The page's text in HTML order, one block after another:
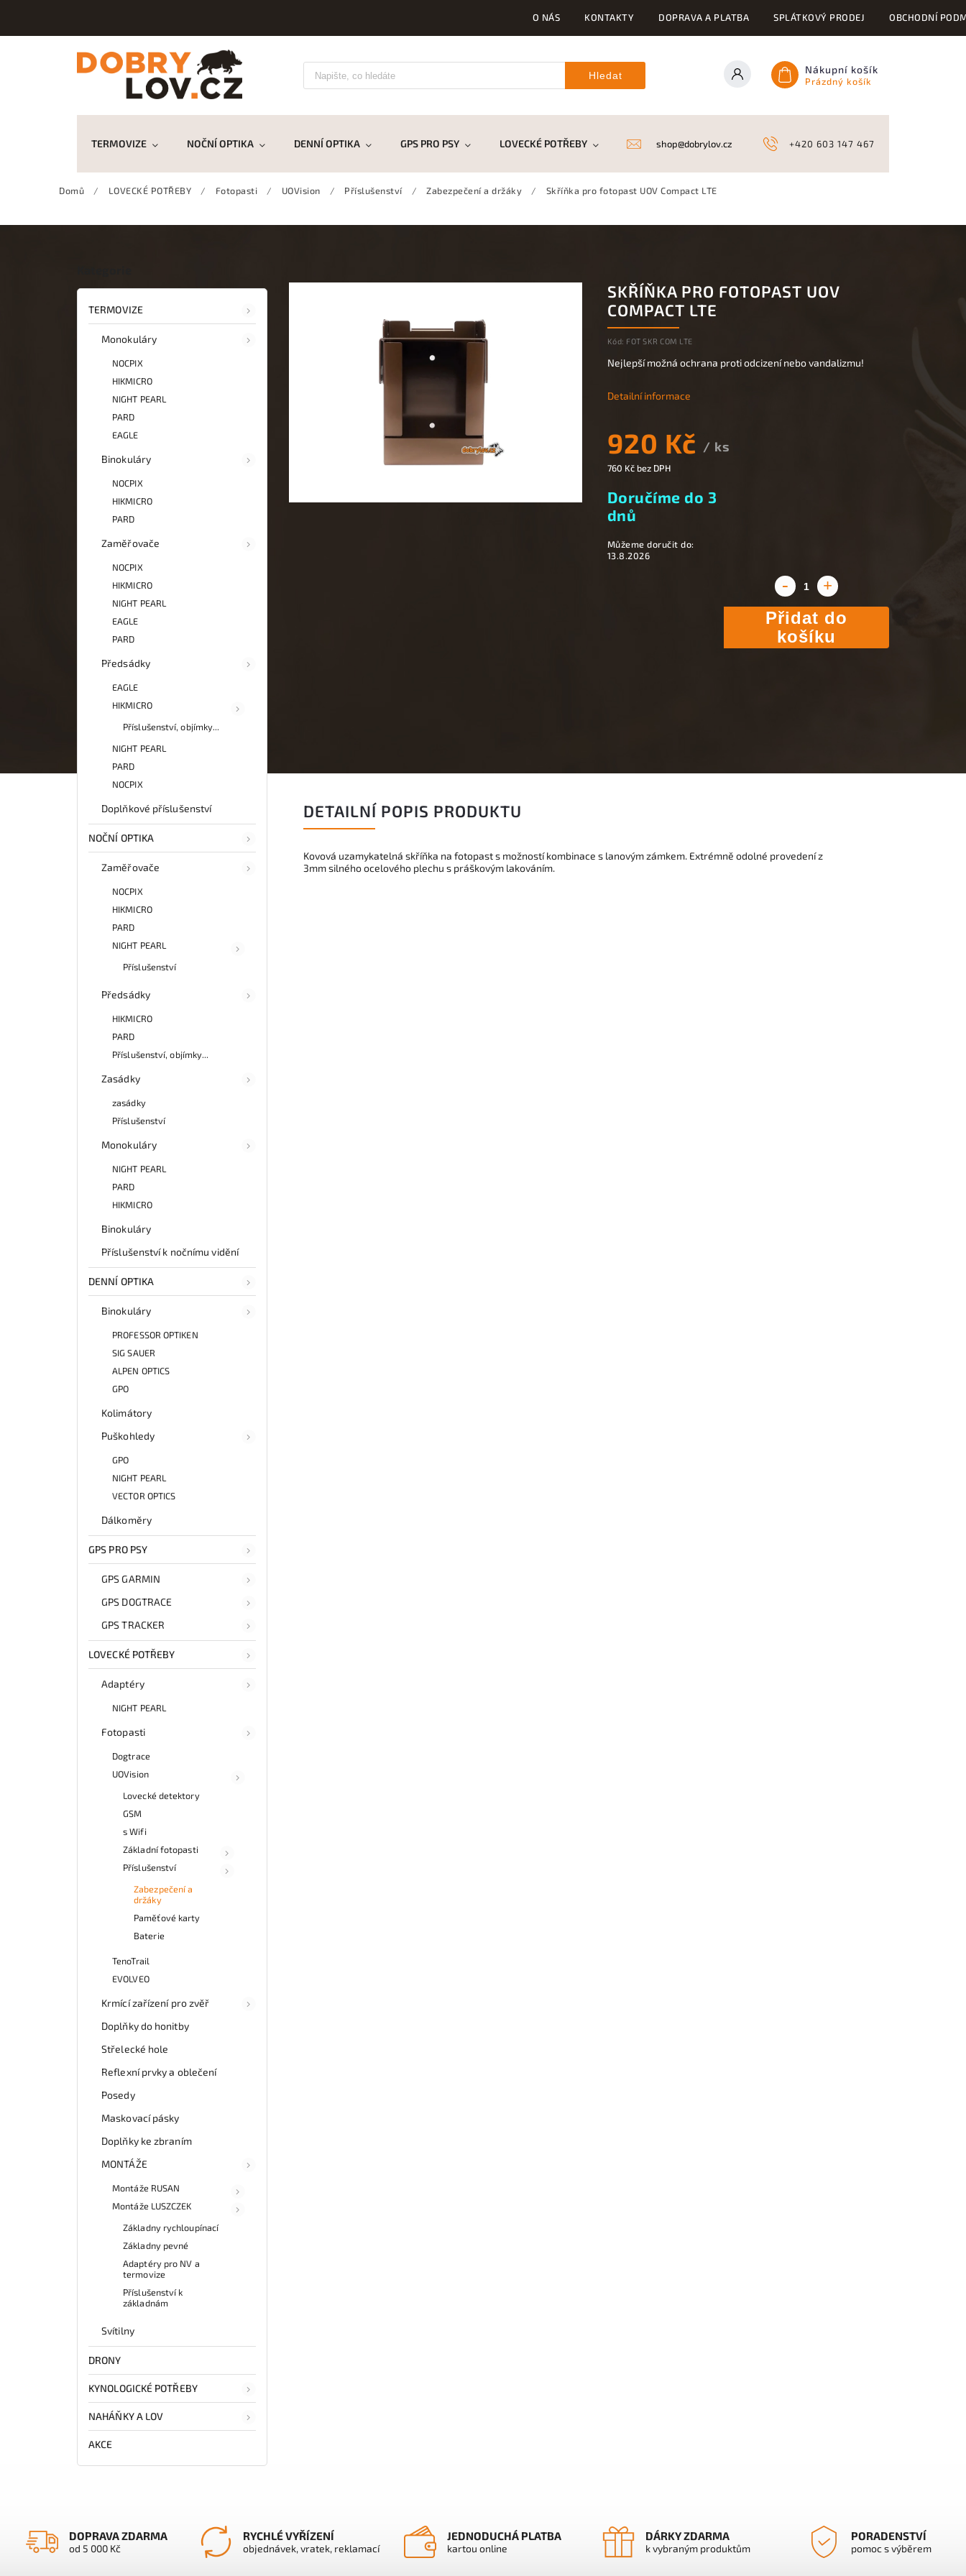
O NÁS KONTAKTY DOPRAVA A PLATBA SPLÁTKOVÝ PRODEJ OBCHODNÍ
Hledat Nákupní košík
Prázdný košík
TERMOVIZE NOČNÍ OPTIKA DENNÍ OPTIKA GPS PRO PSY LOVECKÉ POTŘEBY DRONY KYNOLOGICKÉ POTŘEBY NAHÁŇKY A LOV
+420 603 147 467
shop@dobrylov.cz
Domů / LOVECKÉ POTŘEBY / Fotopasti / UOVision / Příslušenství / Zabezpečení a držáky / Skříňka pro fotopast UOV Compact LTE
TERMOVIZE
Monokuláry
NOCPIX
HIKMICRO
NIGHT PEARL
PARD
EAGLE
Binokuláry
NOCPIX
HIKMICRO
PARD
Zaměřovače
NOCPIX
HIKMICRO
NIGHT PEARL
EAGLE
PARD
Předsádky
EAGLE
HIKMICRO
Příslušenství, objímky...
NIGHT PEARL
PARD
NOCPIX
Doplňkové příslušenství
NOČNÍ OPTIKA
Zaměřovače
NOCPIX
HIKMICRO
PARD
NIGHT PEARL
Příslušenství
Předsádky
HIKMICRO
PARD
Příslušenství, objímky...
Zasádky
zasádky
Příslušenství
Monokuláry
NIGHT PEARL
PARD
HIKMICRO
Binokuláry
Příslušenství k nočnímu vidění
DENNÍ OPTIKA
Binokuláry
PROFESSOR OPTIKEN
SIG SAUER
ALPEN OPTICS
GPO
Kolimátory
Puškohledy
GPO
NIGHT PEARL
VECTOR OPTICS
Dálkoměry
GPS PRO PSY
GPS GARMIN
GPS DOGTRACE
GPS TRACKER
LOVECKÉ POTŘEBY
Adaptéry
NIGHT PEARL
Fotopasti
Dogtrace
UOVision
Lovecké detektory
GSM
s Wifi
Základní fotopasti
Příslušenství
Zabezpečení a
držáky
Paměťové karty
Baterie
TenoTrail
EVOLVEO
Krmící zařízení pro zvěř
Doplňky do honitby
Střelecké hole
Reflexní prvky a oblečení
Posedy
Maskovací pásky
Doplňky ke zbraním
MONTÁŽE
Montáže RUSAN
Montáže LUSZCZEK
Základny rychloupínací
Základny pevné
Adaptéry pro NV a
termovize
Příslušenství k
základnám
Svítilny
DRONY
KYNOLOGICKÉ POTŘEBY
NAHÁŇKY A LOV
AKCE
SKŘÍŇKA PRO FOTOPAST UOV
COMPACT LTE
Kód: FOT SKR COM LTE
920 Kč / ks
760 Kč bez DPH
Doručíme do 3
dnů
Můžeme doručit do:
13.8.2026
Přidat do
košíku
Nejlepší možná ochrana proti odcizení nebo vandalizmu!
Detailní informace
DETAILNÍ POPIS PRODUKTU
Kovová uzamykatelná skříňka na fotopast s možností kombinace s lanovým zámkem. Extrémně odolné provedení z
3mm silného ocelového plechu s práškovým lakováním.
DOPRAVA ZDARMA
od 5 000 Kč
RYCHLÉ VYŘÍZENÍ
objednávek, vratek, reklamací
JEDNODUCHÁ PLATBA
kartou online
DÁRKY ZDARMA
k vybraným produktům
PORADENSTVÍ
pomoc s výběrem